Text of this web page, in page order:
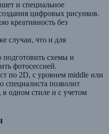
и специальное
цифровых рисунков.
креативность без
случаи, что и для
схемы и
фотосессией.
по 2D, с уровнем middle или
специалиста позволит
в одном стиле и с учетом